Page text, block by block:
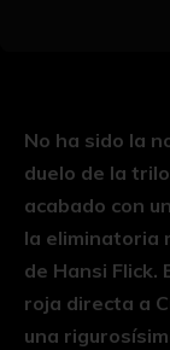
No ha sido la
duelo de la
acabado con
la eliminatoria
de Hansi Flick.
roja directa a
una